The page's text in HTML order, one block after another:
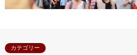
カテゴリー